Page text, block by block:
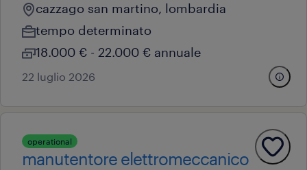
cazzago san martino, lombardia
tempo determinato
18.000 € - 22.000 € annuale
22 luglio 2026
operational
manutentore elettromeccanico